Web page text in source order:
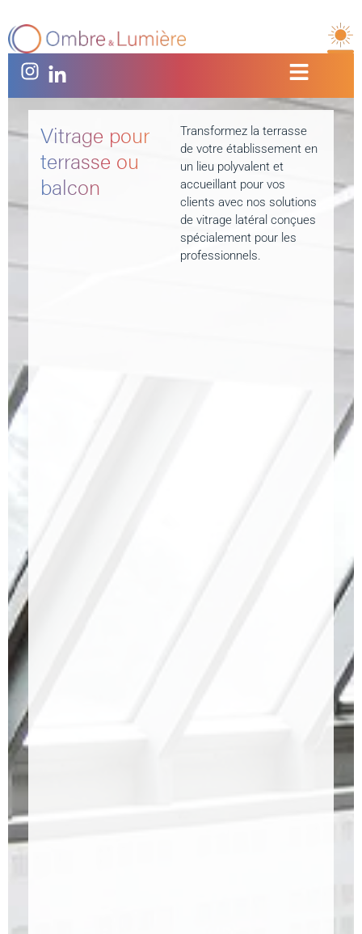
Vitrage pour
terrasse ou
balcon
Transformez la terrasse
de votre établissement en
un lieu polyvalent et
accueillant pour vos
clients avec nos solutions
de vitrage latéral conçues
spécialement pour les
professionnels.